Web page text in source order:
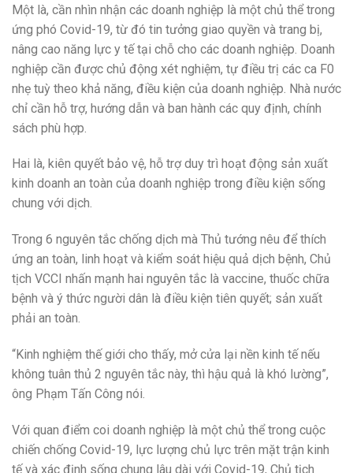
Một là, cần nhìn nhận các doanh nghiệp là một chủ thể trong
ứng phó Covid-19, từ đó tin tưởng giao quyền và trang bị,
nâng cao năng lực y tế tại chỗ cho các doanh nghiệp. Doanh
nghiệp cần được chủ động xét nghiệm, tự điều trị các ca F0
nhẹ tuỳ theo khả năng, điều kiện của doanh nghiệp. Nhà nước
chỉ cần hỗ trợ, hướng dẫn và ban hành các quy định, chính
sách phù hợp.
Hai là, kiên quyết bảo vệ, hỗ trợ duy trì hoạt động sản xuất
kinh doanh an toàn của doanh nghiệp trong điều kiện sống
chung với dịch.
Trong 6 nguyên tắc chống dịch mà Thủ tướng nêu để thích
ứng an toàn, linh hoạt và kiểm soát hiệu quả dịch bệnh, Chủ
tịch VCCI nhấn mạnh hai nguyên tắc là vaccine, thuốc chữa
bệnh và ý thức người dân là điều kiện tiên quyết; sản xuất
phải an toàn.
“Kinh nghiệm thế giới cho thấy, mở cửa lại nền kinh tế nếu
không tuân thủ 2 nguyên tắc này, thì hậu quả là khó lường”,
ông Phạm Tấn Công nói.
Với quan điểm coi doanh nghiệp là một chủ thể trong cuộc
chiến chống Covid-19, lực lượng chủ lực trên mặt trận kinh
tế và xác định sống chung lâu dài với Covid-19, Chủ tịch